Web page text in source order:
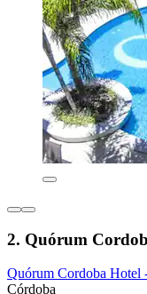
2. Quórum
Quórum Cordoba Hotel
Córdoba